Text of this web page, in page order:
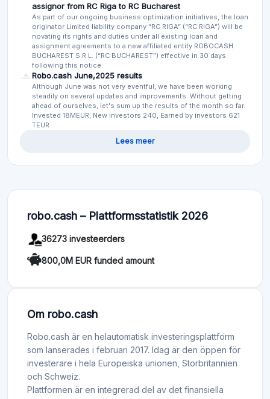
assignor from RC Riga to RC Bucharest
As part of our ongoing business optimization initiatives, the loan
originator Limited liability company “RC RIGA” (“RC RIGA”) will be
novating its rights and duties under all existing loan and
assignment agreements to a new affiliated entity ROBOCASH
BUCHAREST S.R.L. (“RC BUCHAREST”) effective in 30 days
following this notice.
Robo.cash June,2025 results
Although June was not very eventful, we have been working
steadily on several updates and improvements. Without getting
ahead of ourselves, let's sum up the results of the month so far.
Invested 18MEUR, New investors 240, Earned by investors 621
TEUR
Lees meer
robo.cash – Plattformsstatistik 2026
36273 investeerders
800,0M EUR funded amount
Om robo.cash
Robo.cash är en helautomatisk investeringsplattform
som lanserades i februari 2017. Idag är den öppen för
investerare i hela Europeiska unionen, Storbritannien
och Schweiz.
Plattformen är en integrerad del av det finansiella